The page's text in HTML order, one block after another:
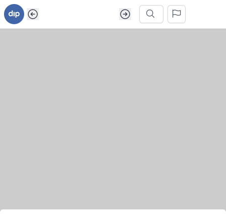
Ga naar inhoud van webarchief
Zoek in dit webarchief